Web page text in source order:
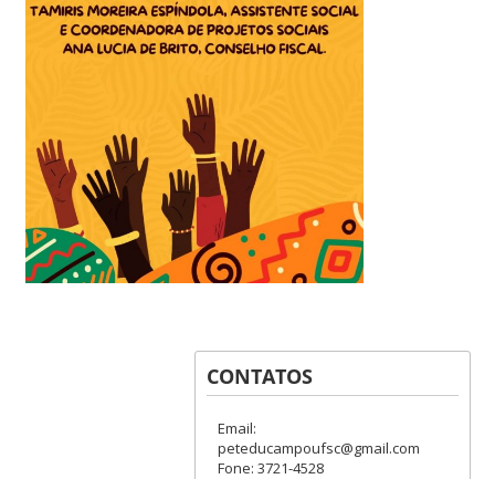
CONTATOS
Email:
peteducampoufsc@gmail.com
Fone: 3721-4528